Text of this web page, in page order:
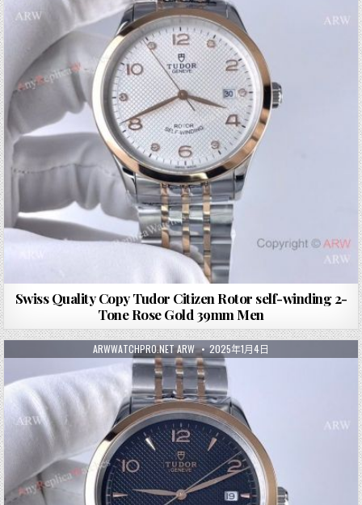
Swiss Quality Copy Tudor Citizen Rotor self-winding 2-
Tone Rose Gold 39mm Men
ARWWATCHPRO.NET ARW 2025年1月4日